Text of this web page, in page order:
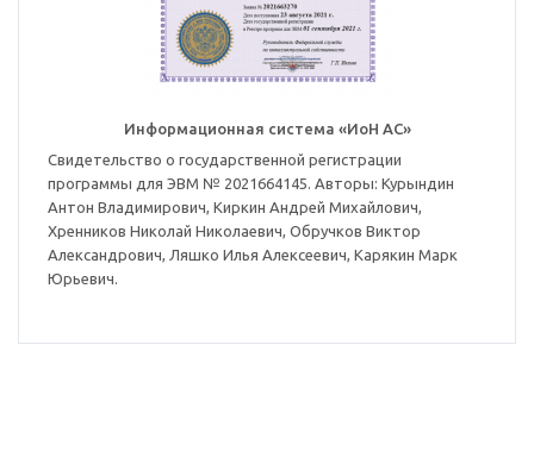
Информационная система «ИоН АС»
Свидетельство о государственной регистрации
программы для ЭВМ № 2021664145. Авторы: Курындин
Антон Владимирович, Киркин Андрей Михайлович,
Хренников Николай Николаевич, Обручков Виктор
Александрович, Ляшко Илья Алексеевич, Карякин Марк
Юрьевич.